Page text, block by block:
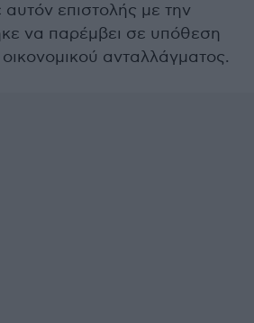
επιστολής με την
να παρέμβει σε υπόθεση
ανταλλάγματος.